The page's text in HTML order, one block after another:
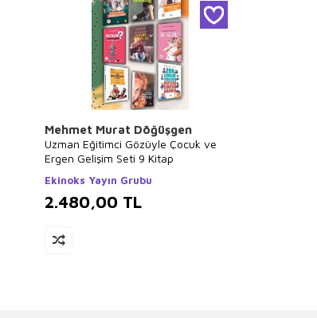
Mehmet Murat Döğüşgen
Uzman Eğitimci Gözüyle Çocuk ve
Ergen Gelişim Seti 9 Kitap
Ekinoks Yayın Grubu
2.480,00 TL